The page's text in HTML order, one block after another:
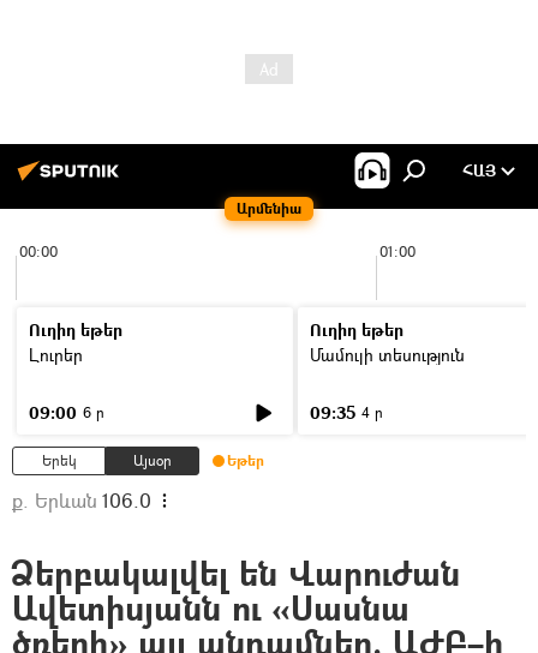
Արմենիա
ՀԱՅ
00:00 01:00
Ուղիղ եթեր
Լուրեր
09:00 6 ր
Ուղիղ եթեր
Մամուլի տեսություն
09:35 4 ր
Երեկ Այսօր Եթեր
ք. Երևան 106.0
Ձերբակալվել են Վարուժան
Ավետիսյանն ու «Սասնա
ծռերի» այլ անդամներ. ԱԺԲ–ի